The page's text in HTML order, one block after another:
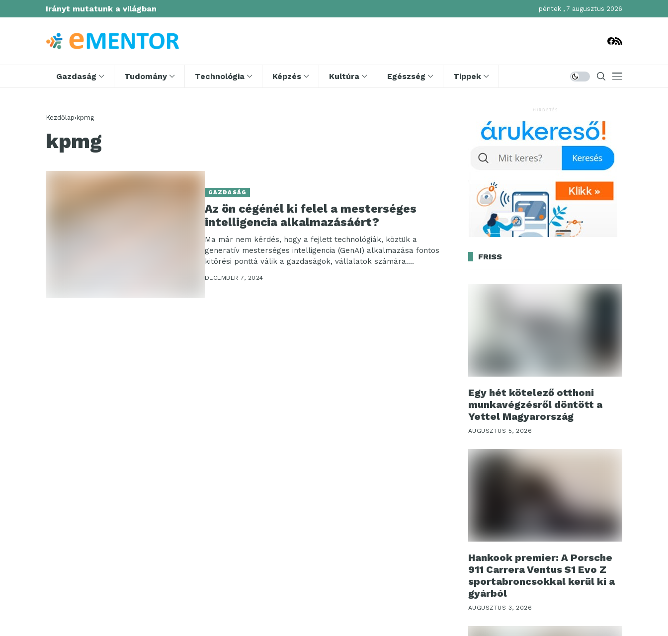
Irányt mutatunk a világban péntek , 7 augusztus 2026
Gazdaság Tudomány Technológia Képzés Kultúra Egészség Tippek
Kezdőlap kpmg
kpmg
GAZDASÁG
Az ön cégénél ki felel a mesterséges
intelligencia alkalmazásáért?
Ma már nem kérdés, hogy a fejlett technológiák, köztük a
generatív mesterséges intelligencia (GenAI) alkalmazása fontos
kitörési ponttá válik a gazdaságok, vállalatok számára....
DECEMBER 7, 2024
HIRDETÉS
FRISS
Egy hét kötelező otthoni
munkavégzésről döntött a
Yettel Magyarország
AUGUSZTUS 5, 2026
Hankook premier: A Porsche
911 Carrera Ventus S1 Evo Z
sportabroncsokkal kerül ki a
gyárból
AUGUSZTUS 3, 2026